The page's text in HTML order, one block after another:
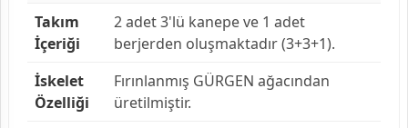
Takım
İçeriği
2 adet 3'lü kanepe ve 1 adet
berjerden oluşmaktadır (3+3+1).
İskelet
Özelliği
Fırınlanmış GÜRGEN ağacından
üretilmiştir.